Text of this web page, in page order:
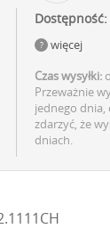
Dostępność:
więcej
Czas wysyłki:
Przeważnie
jednego dnia,
zdarzyć, że
dniach.